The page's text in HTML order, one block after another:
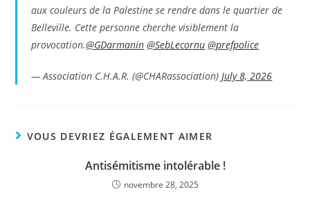
aux couleurs de la Palestine se rendre dans le quartier de
Belleville. Cette personne cherche visiblement la
provocation.@GDarmanin @SebLecornu @prefpolice
— Association C.H.A.R. (@CHARassociation)July 8, 2026
VOUS DEVRIEZ ÉGALEMENT AIMER
Antisémitisme intolérable !
novembre 28, 2025